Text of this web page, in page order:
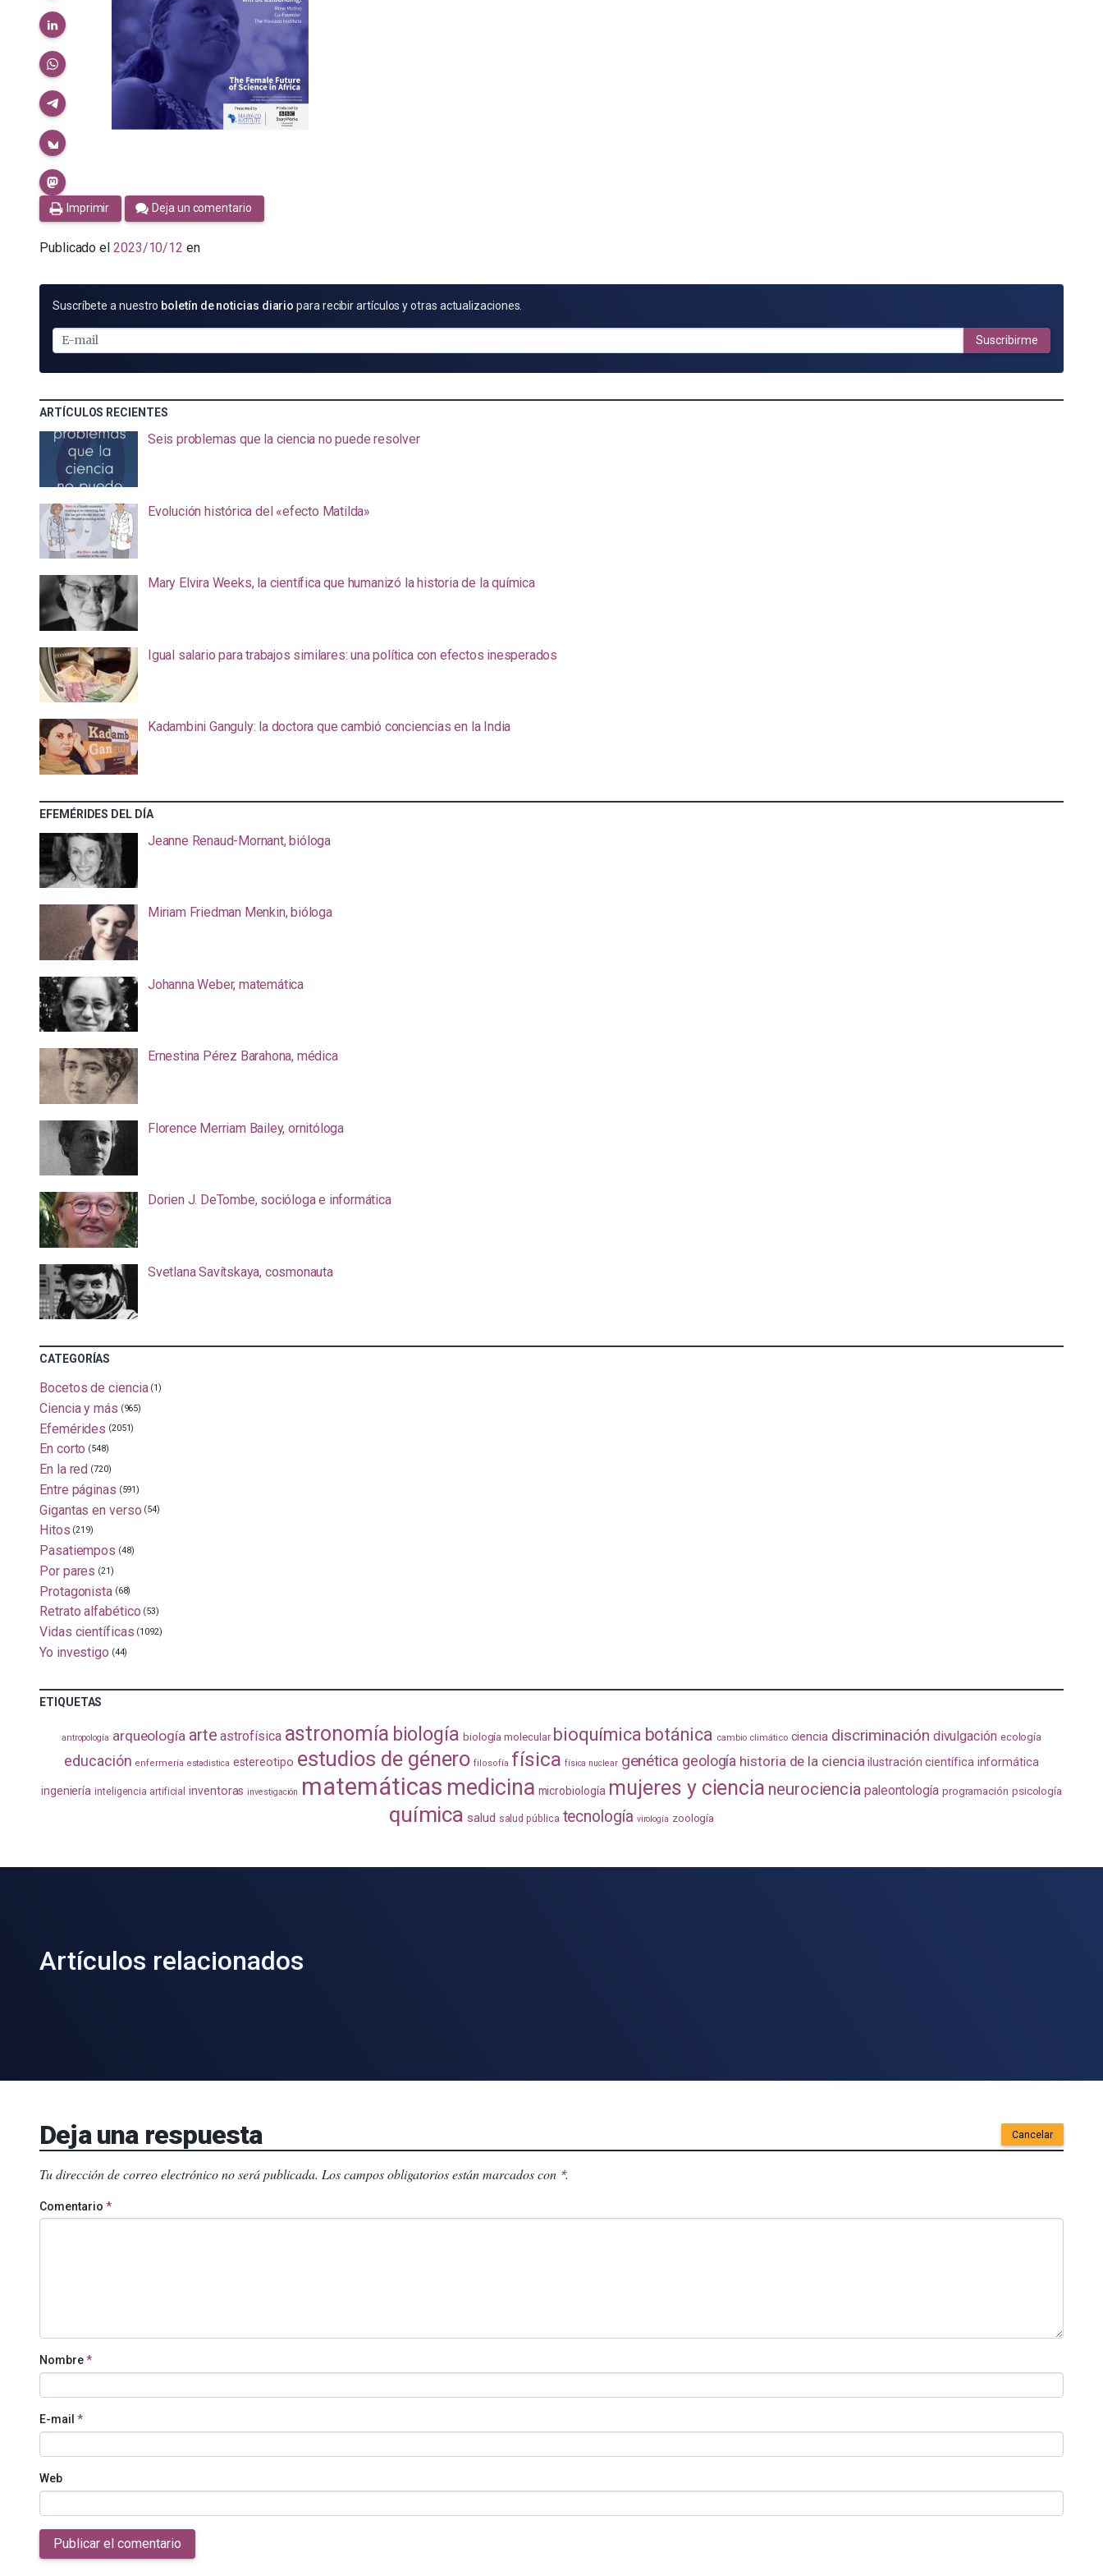
Imprimir Deja un comentario
Publicado el 2023/10/12 en
SUSCRÍBETE
E-
MAIL
Suscríbete a nuestro boletín de noticias diario para recibir artículos y otras actualizaciones.
Suscribirme
ARTÍCULOS RECIENTES
Seis problemas que la ciencia no puede resolver
Evolución histórica del «efecto Matilda»
Mary Elvira Weeks, la científica que humanizó la historia de la química
Igual salario para trabajos similares: una política con efectos inesperados
Kadambini Ganguly: la doctora que cambió conciencias en la India
EFEMÉRIDES DEL DÍA
Jeanne Renaud-Mornant, bióloga
Miriam Friedman Menkin, bióloga
Johanna Weber, matemática
Ernestina Pérez Barahona, médica
Florence Merriam Bailey, ornitóloga
Dorien J. DeTombe, socióloga e informática
Svetlana Savítskaya, cosmonauta
CATEGORÍAS
Bocetos de ciencia (1)
Ciencia y más (965)
Efemérides (2051)
En corto (548)
En la red (720)
Entre páginas (591)
Gigantas en verso (54)
Hitos (219)
Pasatiempos (48)
Por pares (21)
Protagonista (68)
Retrato alfabético (53)
Vidas científicas (1092)
Yo investigo (44)
ETIQUETAS
antropología arqueología arte astrofísica astronomía biología biología molecular bioquímica botánica cambio climático ciencia discriminación divulgación ecología
educación enfermería estadistica estereotipo estudios de género filosofía física física nuclear genética geología historia de la ciencia ilustración científica informática
ingeniería inteligencia artificial inventoras investigación matemáticas medicina microbiología mujeres y ciencia neurociencia paleontología programación psicología
química salud salud pública tecnología virología zoología
Artículos relacionados
Deja una respuesta Cancelar
Tu dirección de correo electrónico no será publicada. Los campos obligatorios están marcados con *.
Comentario *
Nombre*
E-mail *
Web
Publicar el comentario